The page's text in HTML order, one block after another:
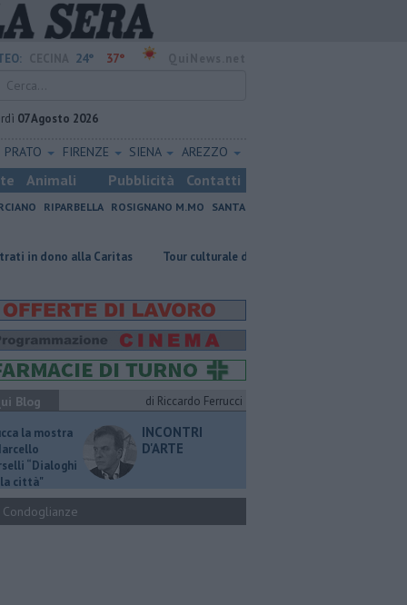
24° 37°
07 Agosto 2026
PRATO FIRENZE SIENA AREZZO
Animali Pubblicità Contatti
RIPARBELLA ROSIGNANO M.MO
SANTA
Caritas Tour culturale dell'assessora regionale Manetti
Blog di Riccardo Ferrucci
la mostra
“Dialoghi
città"
INCONTRI
D'ARTE
Condoglianze